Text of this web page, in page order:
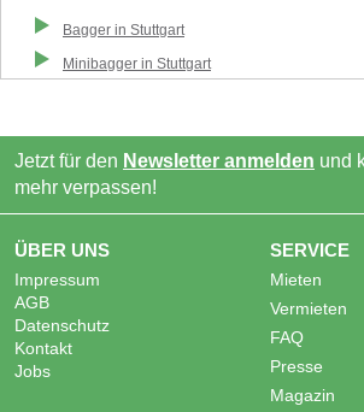
Bagger in Stuttgart
Minibagger in Stuttgart
Jetzt für den Newsletter anmelden und
mehr verpassen!
ÜBER UNS
Impressum
AGB
Datenschutz
Kontakt
Jobs
SERVICE
Mieten
Vermieten
FAQ
Presse
Magazin